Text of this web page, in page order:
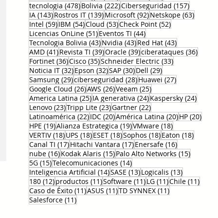
tecnologia (478)478 entradas
Bolivia (222)222 entradas
Ciberseguridad (157)157
IA (143)143 entradas
Rostros IT (139)139 entradas
Microsoft (92)92 entradas
Netskope (63)63
Intel (59)59 entradas
IBM (54)54 entradas
Cloud (53)53 entradas
Check Point (52)52 entradas
Licencias OnLine (51)51 entradas
Eventos TI (44)44 entradas
Tecnologia Bolivia (43)43 entradas
Nvidia (43)43 entradas
Red Hat (43)43 entradas
AMD (41)41 entradas
Revista TI (39)39 entradas
Oracle (39)39 entradas
ciberataques (36)36
Fortinet (36)36 entradas
Cisco (35)35 entradas
Schneider Electric (33)33 entradas
Noticia IT (32)32 entradas
Epson (32)32 entradas
SAP (30)30 entradas
Dell (29)29 entradas
Samsung (29)29 entradas
ciberseguridad (28)28 entradas
Huawei (27)27 entradas
Google Cloud (26)26 entradas
AWS (26)26 entradas
Veeam (25)25 entradas
America Latina (25)25 entradas
IA generativa (24)24 entradas
Kaspersky (24)24
Lenovo (23)23 entradas
Tripp Lite (23)23 entradas
Gartner (22)22 entradas
Latinoamérica (22)22 entradas
IDC (20)20 entradas
América Latina (20)20 entradas
HP (20)20
HPE (19)19 entradas
Alianza Estrategica (19)19 entradas
VMware (18)18 entradas
VERTIV (18)18 entradas
UPS (18)18 entradas
ESET (18)18 entradas
Sophos (18)18 entradas
Eaton (18)18
Canal TI (17)17 entradas
Hitachi Vantara (17)17 entradas
Enersafe (16)16 entradas
nube (16)16 entradas
Kodak Alaris (15)15 entradas
Palo Alto Networks (15)15
5G (15)15 entradas
Telecomunicaciones (14)14 entradas
Inteligencia Artificial (14)14 entradas
SASE (13)13 entradas
Logicalis (13)13
180 (12)12 entradas
productos (11)11 entradas
Software (11)11 entradas
LG (11)11 entradas
Chile (11)11
Caso de Éxito (11)11 entradas
ASUS (11)11 entradas
TD SYNNEX (11)11 entradas
Salesforce (11)11 entradas